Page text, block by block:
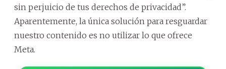
sin perjuicio de tus derechos de privacidad”.
Aparentemente, la única solución para resguardar
nuestro contenido es no utilizar lo que ofrece
Meta.